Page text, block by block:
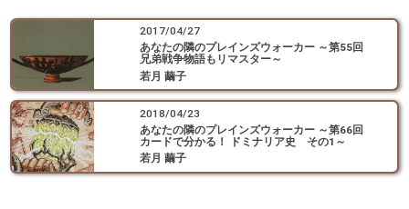
2017/04/27
あなたの隣のプレインズウォーカー ～第55回
兄弟戦争物語もリマスター～
若月 繭子
2018/04/23
あなたの隣のプレインズウォーカー ～第66回
カードで分かる！ ドミナリア史 その1～
若月 繭子